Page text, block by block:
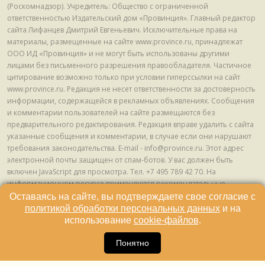
(Роскомнадзор). Учредитель: Общество с ограниченной
ответственностью Издательский дом «Провинция». Главный редактор
сайта Лифанцев Дмитрий Евгеньевич. Исключительные права на
материалы, размещенные на сайте www.province.ru, принадлежат
ООО ИД «Провинция» и не могут быть использованы другими
лицами без письменного разрешения правообладателя. Частичное
цитирование возможно только при условии гиперссылки на сайт
www.province.ru. Редакция не несет ответственности за достоверность
информации, содержащейся в рекламных объявлениях. Сообщения
и комментарии пользователей на сайте размещаются без
предварительного редактирования. Редакция вправе удалить с сайта
указанные сообщения и комментарии, в случае если они нарушают
требования законодательства. E-mail - info@province.ru. Этот адрес
электронной почты защищен от спам-ботов. У вас должен быть
включен JavaScript для просмотра. Tел. +7 495 789 42 70. На
информационном ресурсе применяются рекомендательные
технологии (информационные технологии предоставления
информации на основе сбора, систематизации и анализа сведений,
относящихся к предпочтениям пользователей сети "Интернет",
находящихся на территории Российской Федерации) © ООО ИД
Оставаясь на сайте, вы подтверждаете свое согласие с
политикой обработки персональных данныхи на
использование cookie-файлов.
Понятно